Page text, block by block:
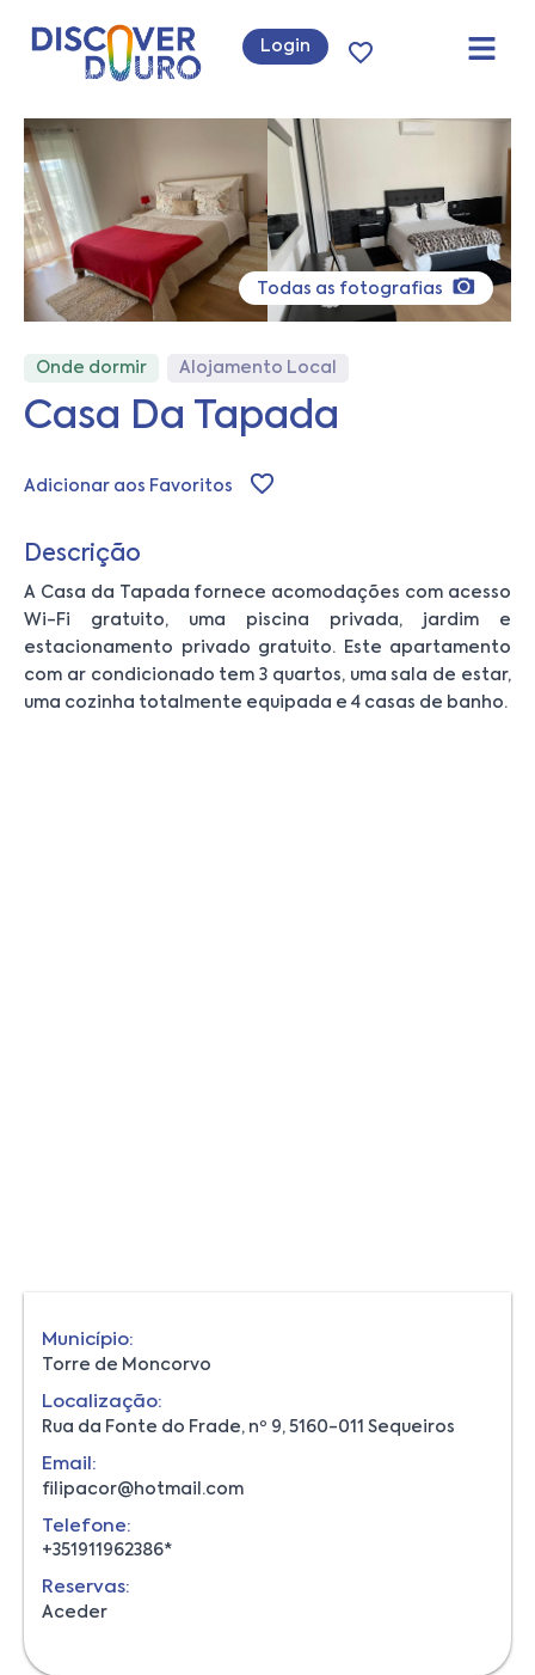
Login
Todas as fotografias
Onde dormir Alojamento Local
Casa Da Tapada
Adicionar aos Favoritos
Descrição
A Casa da Tapada fornece acomodações com acesso
Wi-Fi gratuito, uma piscina privada, jardim e
estacionamento privado gratuito. Este apartamento
com ar condicionado tem 3 quartos, uma sala de estar,
uma cozinha totalmente equipada e 4 casas de banho.
Município:
Torre de Moncorvo
Localização:
Rua da Fonte do Frade, nº 9, 5160-011 Sequeiros
Email:
filipacor@hotmail.com
Telefone:
+351911962386*
Reservas:
Aceder